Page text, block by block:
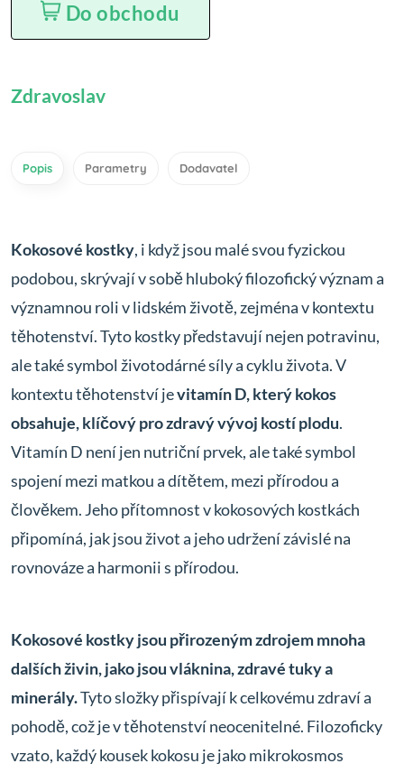
Do obchodu
Zdravoslav
Popis Parametry Dodavatel
Kokosové kostky, i když jsou malé svou fyzickou
podobou, skrývají v sobě hluboký filozofický význam a
významnou roli v lidském životě, zejména v kontextu
těhotenství. Tyto kostky představují nejen potravinu,
ale také symbol životodárné síly a cyklu života. V
kontextu těhotenství jevitamín D, který kokos
obsahuje, klíčový pro zdravý vývoj kostí plodu.
Vitamín D není jen nutriční prvek, ale také symbol
spojení mezi matkou a dítětem, mezi přírodou a
člověkem. Jeho přítomnost v kokosových kostkách
připomíná, jak jsou život a jeho udržení závislé na
rovnováze a harmonii s přírodou.
Kokosové kostky jsou přirozeným zdrojem mnoha
dalších živin, jako jsou vláknina, zdravé tuky a
minerály.Tyto složky přispívají k celkovému zdraví a
pohodě, což je v těhotenství neocenitelné. Filozoficky
vzato, každý kousek kokosu je jako mikrokosmos